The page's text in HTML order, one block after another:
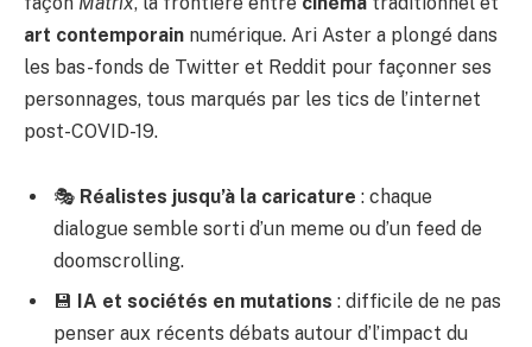
art contemporain numérique. Ari Aster a plongé dans
les bas-fonds de Twitter et Reddit pour façonner ses
personnages, tous marqués par les tics de l’internet
post-COVID-19.
🎭 Réalistes jusqu’à la caricature : chaque
dialogue semble sorti d’un meme ou d’un feed de
doomscrolling.
💾 IA et sociétés en mutations : difficile de ne pas
penser aux récents débats autour d’l’impact du